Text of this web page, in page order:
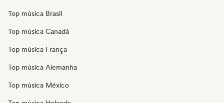
Top música Brasil
Top música Canadá
Top música França
Top música Alemanha
Top música México